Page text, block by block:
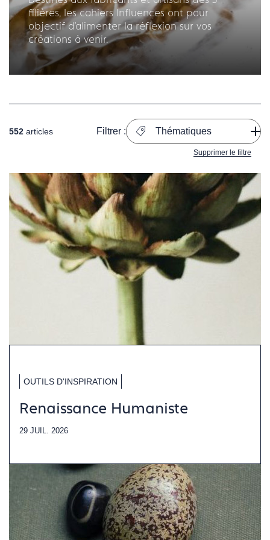
filières, les cahiers Influences ont pour
objectif d'alimenter la réflexion sur vos
créations à venir.
552 articles Filtrer : Thématiques
Supprimer le filtre
OUTILS D'INSPIRATION
Renaissance Humaniste
29 JUIL. 2026